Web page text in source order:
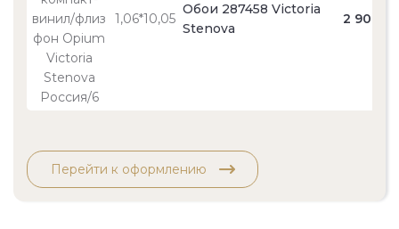
1,06*10,05
Обои 287458 Victoria
Stenova
2 900
Перейти к оформлению